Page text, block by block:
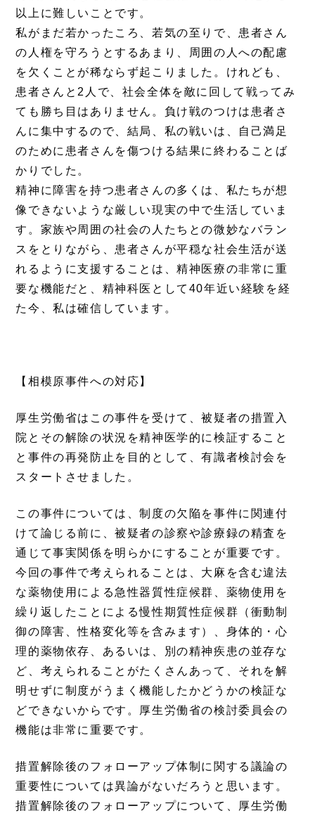
以上に難しいことです。
私がまだ若かったころ、若気の至りで、患者さん
の人権を守ろうとするあまり、周囲の人への配慮
を欠くことが稀ならず起こりました。けれども、
患者さんと2人で、社会全体を敵に回して戦ってみ
ても勝ち目はありません。負け戦のつけは患者さ
んに集中するので、結局、私の戦いは、自己満足
のために患者さんを傷つける結果に終わることば
かりでした。
精神に障害を持つ患者さんの多くは、私たちが想
像できないような厳しい現実の中で生活していま
す。家族や周囲の社会の人たちとの微妙なバラン
スをとりながら、患者さんが平穏な社会生活が送
れるように支援することは、精神医療の非常に重
要な機能だと、精神科医として40年近い経験を経
た今、私は確信しています。
【相模原事件への対応】
厚生労働省はこの事件を受けて、被疑者の措置入
院とその解除の状況を精神医学的に検証すること
と事件の再発防止を目的として、有識者検討会を
スタートさせました。
この事件については、制度の欠陥を事件に関連付
けて論じる前に、被疑者の診察や診療録の精査を
通じて事実関係を明らかにすることが重要です。
今回の事件で考えられることは、大麻を含む違法
な薬物使用による急性器質性症候群、薬物使用を
繰り返したことによる慢性期質性症候群（衝動制
御の障害、性格変化等を含みます）、身体的・心
理的薬物依存、あるいは、別の精神疾患の並存な
ど、考えられることがたくさんあって、それを解
明せずに制度がうまく機能したかどうかの検証な
どできないからです。厚生労働省の検討委員会の
機能は非常に重要です。
措置解除後のフォローアップ体制に関する議論の
重要性については異論がないだろうと思います。
措置解除後のフォローアップについて、厚生労働